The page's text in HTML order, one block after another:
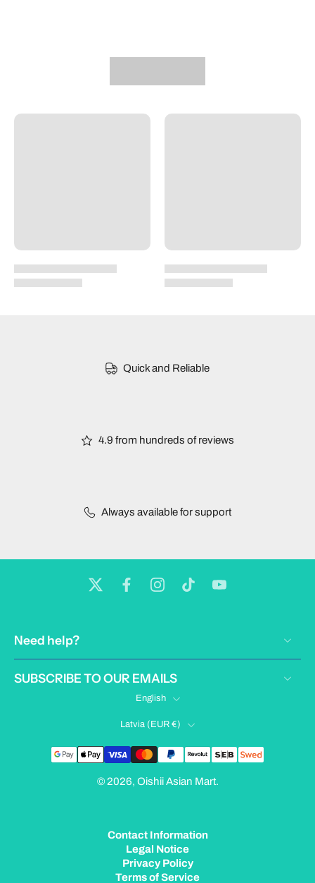
Quick and Reliable
4.9 from hundreds of reviews
Always available for support
Need help?
SUBSCRIBE TO OUR EMAILS
English
Latvia ‎(EUR €)‎
© 2026, Oishii Asian Mart.
Contact Information
Legal Notice
Privacy Policy
Terms of Service